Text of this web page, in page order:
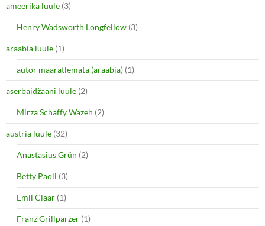
ameerika luule (3)
Henry Wadsworth Longfellow (3)
araabia luule (1)
autor määratlemata (araabia) (1)
aserbaidžaani luule (2)
Mirza Schaffy Wazeh (2)
austria luule (32)
Anastasius Grün (2)
Betty Paoli (3)
Emil Claar (1)
Franz Grillparzer (1)